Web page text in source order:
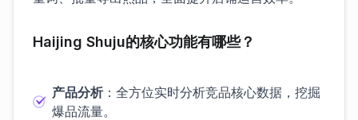
Haijing Shuju的核心功能有哪些？
产品分析：全方位实时分析竞品核心数据，挖掘
爆品流量。